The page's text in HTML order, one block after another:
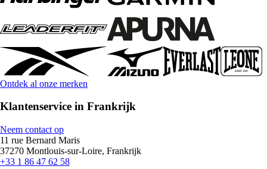
Ontdek al onze merken
Klantenservice in Frankrijk
Neem contact op
11 rue Bernard Maris
37270 Montlouis-sur-Loire, Frankrijk
+33 1 86 47 62 58